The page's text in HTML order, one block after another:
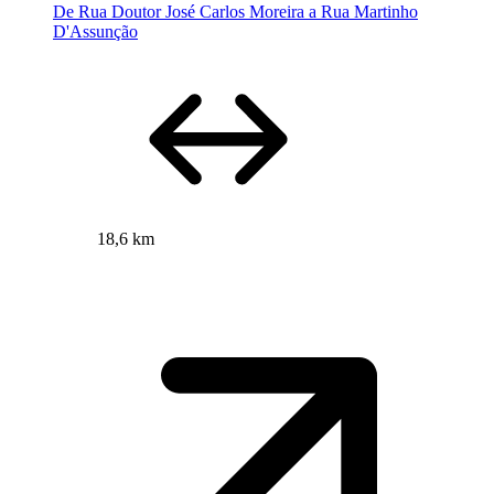
De Rua Doutor José Carlos Moreira a Rua Martinho
D'Assunção
18,6 km